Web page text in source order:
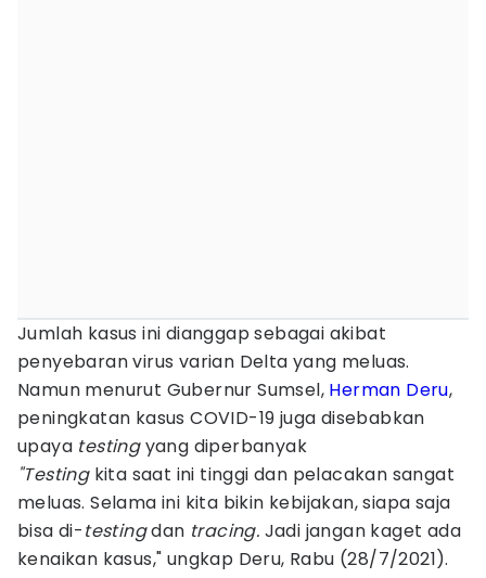
Jumlah kasus ini dianggap sebagai akibat
penyebaran virus varian Delta yang meluas.
Namun menurut Gubernur Sumsel, Herman Deru,
peningkatan kasus COVID-19 juga disebabkan
upaya testingyang diperbanyak
"Testingkita saat ini tinggi dan pelacakan sangat
meluas. Selama ini kita bikin kebijakan, siapa saja
bisa di-testingdan tracing. Jadi jangan kaget ada
kenaikan kasus," ungkap Deru, Rabu (28/7/2021).